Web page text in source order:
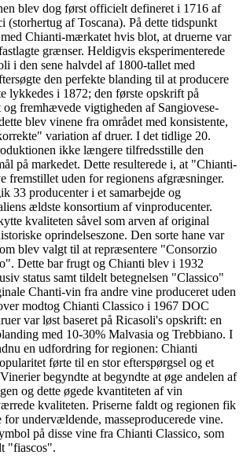
blev dog først officielt defineret i 1716 af
af Toscana). På dette tidspunkt
Chianti-mærkatet hvis blot, at druerne var
grænser. Heldigvis eksperimenterede
i den sene halvdel af 1800-tallet med
den perfekte blanding til at producere
lykkedes i 1872; den første opskrift på
fremhævede vigtigheden af Sangiovese-
blev vinene fra området med konsistente,
variation af druer. I det tidlige 20.
ikke længere tilfredsstille den
på markedet. Dette resulterede i, at "Chianti-
fremstillet uden for regionens afgræsninger.
33 producenter i et samarbejde og
ældste konsortium af vinproducenter.
kvaliteten såvel som arven af original
oprindelseszone. Den sorte hane var
blev valgt til at repræsentere "Consorzio
Dette bar frugt og Chianti blev i 1932
status samt tildelt betegnelsen "Classico"
Chanti-vin fra andre vine produceret uden
modtog Chianti Classico i 1967 DOC
var løst baseret på Ricasoli's opskrift: en
med 10-30% Malvasia og Trebbiano. I
en udfordring for regionen: Chianti
førte til en stor efterspørgsel og et
begyndte at begyndte at øge andelen af
og dette øgede kvantiteten af vin
kvaliteten. Priserne faldt og regionen fik
for undervældende, masseproducerede vine.
på disse vine fra Chianti Classico, som
"fiascos".